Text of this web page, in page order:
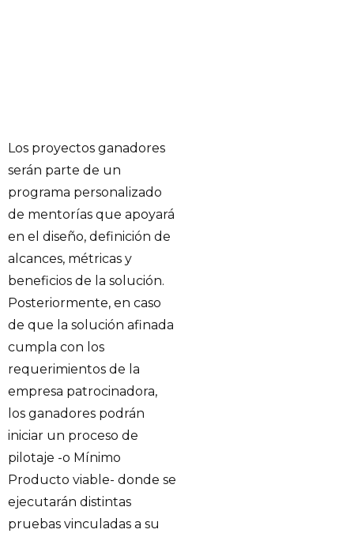
Los proyectos ganadores
serán parte de un
programa personalizado
de mentorías que apoyará
en el diseño, definición de
alcances, métricas y
beneficios de la solución.
Posteriormente, en caso
de que la solución afinada
cumpla con los
requerimientos de la
empresa patrocinadora,
los ganadores podrán
iniciar un proceso de
pilotaje -o Mínimo
Producto viable- donde se
ejecutarán distintas
pruebas vinculadas a su